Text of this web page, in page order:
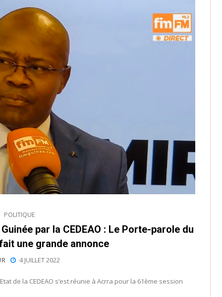
POLITIQUE
par la CEDEAO : Le Porte-parole du
une grande annonce
4 JUILLET 2022
de la CEDEAO s’est réunie à Acrra pour la 61ème session